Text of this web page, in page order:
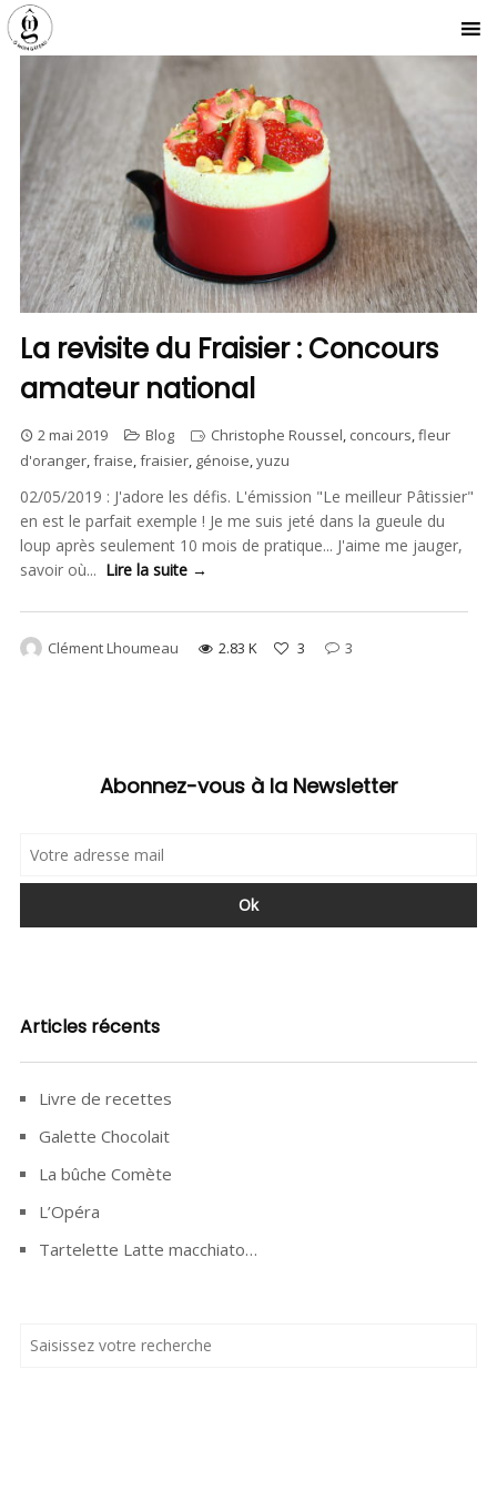
La revisite du Fraisier : Concours
amateur national
2 mai 2019 Blog Christophe Roussel, concours,fleur
d'oranger,fraise,fraisier, génoise,yuzu
02/05/2019 : J'adore les défis. L'émission "Le meilleur Pâtissier"
en est le parfait exemple ! Je me suis jeté dans la gueule du
loup après seulement 10 mois de pratique... J'aime me jauger,
savoir où... Lire la suite →
Clément Lhoumeau 2.83 K 3 3
Abonnez-vous à la Newsletter
Articles récents
Livre de recettes
Galette Chocolait
La bûche Comète
L’Opéra
Tartelette Latte macchiato…